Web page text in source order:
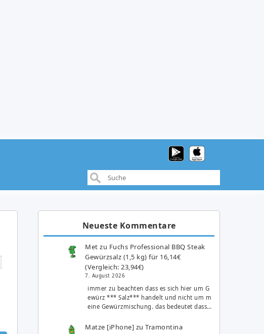
Neueste Kommentare
Met zu Fuchs Professional BBQ Steak
Gewürzsalz (1,5 kg) für 16,14€
(Vergleich: 23,94€)
7. August 2026
immer zu beachten dass es sich hier um G
ewürz *** Salz*** handelt und nicht um m
eine Gewürzmischung. das bedeutet dass…
Matze [iPhone] zuTramontina